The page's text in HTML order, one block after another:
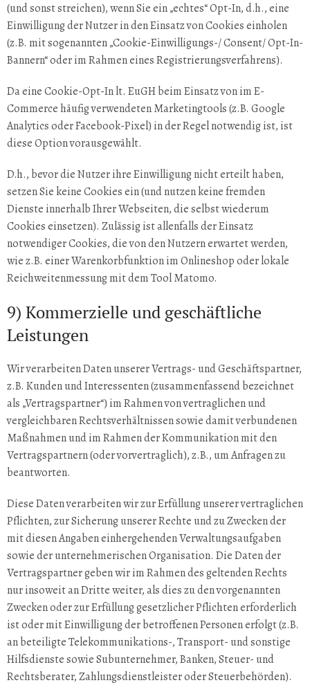
(und sonst streichen), wenn Sie ein „echtes“ Opt-In, d.h., eine
Einwilligung der Nutzer in den Einsatz von Cookies einholen
(z.B. mit sogenannten „Cookie-Einwilligungs-/ Consent/ Opt-In-
Bannern“ oder im Rahmen eines Registrierungsverfahrens).
Da eine Cookie-Opt-In lt. EuGH beim Einsatz von im E-
Commerce häufig verwendeten Marketingtools (z.B. Google
Analytics oder Facebook-Pixel) in der Regel notwendig ist, ist
diese Option vorausgewählt.
D.h., bevor die Nutzer ihre Einwilligung nicht erteilt haben,
setzen Sie keine Cookies ein (und nutzen keine fremden
Dienste innerhalb Ihrer Webseiten, die selbst wiederum
Cookies einsetzen). Zulässig ist allenfalls der Einsatz
notwendiger Cookies, die von den Nutzern erwartet werden,
wie z.B. einer Warenkorbfunktion im Onlineshop oder lokale
Reichweitenmessung mit dem Tool Matomo.
9) Kommerzielle und geschäftliche
Leistungen
Wir verarbeiten Daten unserer Vertrags- und Geschäftspartner,
z.B. Kunden und Interessenten (zusammenfassend bezeichnet
als „Vertragspartner“) im Rahmen von vertraglichen und
vergleichbaren Rechtsverhältnissen sowie damit verbundenen
Maßnahmen und im Rahmen der Kommunikation mit den
Vertragspartnern (oder vorvertraglich), z.B., um Anfragen zu
beantworten.
Diese Daten verarbeiten wir zur Erfüllung unserer vertraglichen
Pflichten, zur Sicherung unserer Rechte und zu Zwecken der
mit diesen Angaben einhergehenden Verwaltungsaufgaben
sowie der unternehmerischen Organisation. Die Daten der
Vertragspartner geben wir im Rahmen des geltenden Rechts
nur insoweit an Dritte weiter, als dies zu den vorgenannten
Zwecken oder zur Erfüllung gesetzlicher Pflichten erforderlich
ist oder mit Einwilligung der betroffenen Personen erfolgt (z.B.
an beteiligte Telekommunikations-, Transport- und sonstige
Hilfsdienste sowie Subunternehmer, Banken, Steuer- und
Rechtsberater, Zahlungsdienstleister oder Steuerbehörden).